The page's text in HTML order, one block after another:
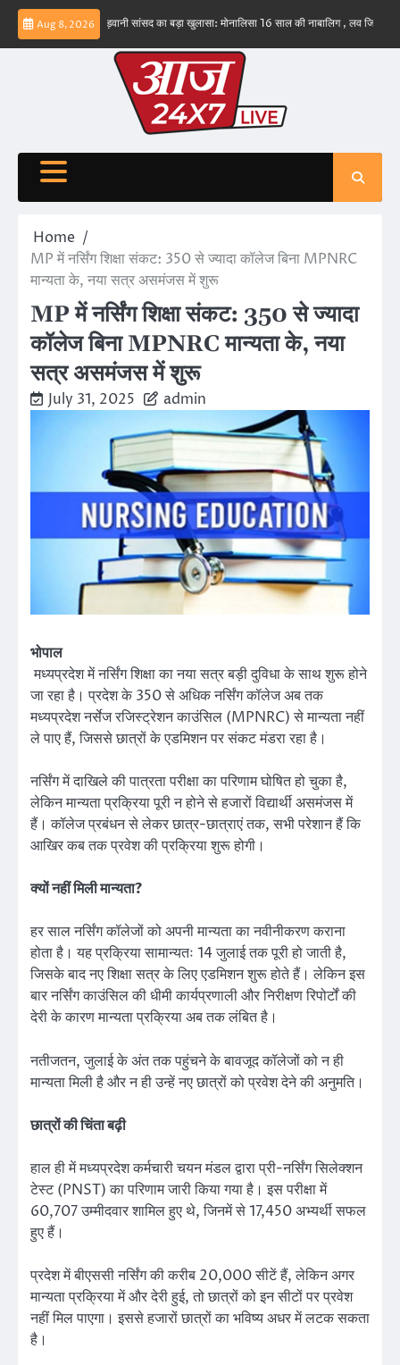
Skip
content
Aug 8, 2026
– ईरान बड़वानी सांसद का बड़ा खुलासा: मोनालिसा 16 साल की नाबालिग , लव जिहाद के षडयंत्र
Home
MP में नर्सिंग शिक्षा संकट: 350 से ज्यादा कॉलेज बिना MPNRC
मान्यता के, नया सत्र असमंजस में शुरू
MP में नर्सिंग शिक्षा संकट: 350 से ज्यादा
कॉलेज बिना MPNRC मान्यता के, नया
सत्र असमंजस में शुरू
July 31, 2025 admin
भोपाल
मध्यप्रदेश में नर्सिंग शिक्षा का नया सत्र बड़ी दुविधा के साथ शुरू होने
जा रहा है। प्रदेश के 350 से अधिक नर्सिंग कॉलेज अब तक
मध्यप्रदेश नर्सेज रजिस्ट्रेशन काउंसिल (MPNRC) से मान्यता नहीं
ले पाए हैं, जिससे छात्रों के एडमिशन पर संकट मंडरा रहा है।
नर्सिंग में दाखिले की पात्रता परीक्षा का परिणाम घोषित हो चुका है,
लेकिन मान्यता प्रक्रिया पूरी न होने से हजारों विद्यार्थी असमंजस में
हैं। कॉलेज प्रबंधन से लेकर छात्र-छात्राएं तक, सभी परेशान हैं कि
आखिर कब तक प्रवेश की प्रक्रिया शुरू होगी।
क्यों नहीं मिली मान्यता?
हर साल नर्सिंग कॉलेजों को अपनी मान्यता का नवीनीकरण कराना
होता है। यह प्रक्रिया सामान्यतः 14 जुलाई तक पूरी हो जाती है,
जिसके बाद नए शिक्षा सत्र के लिए एडमिशन शुरू होते हैं। लेकिन इस
बार नर्सिंग काउंसिल की धीमी कार्यप्रणाली और निरीक्षण रिपोर्टों की
देरी के कारण मान्यता प्रक्रिया अब तक लंबित है।
नतीजतन, जुलाई के अंत तक पहुंचने के बावजूद कॉलेजों को न ही
मान्यता मिली है और न ही उन्हें नए छात्रों को प्रवेश देने की अनुमति।
छात्रों की चिंता बढ़ी
हाल ही में मध्यप्रदेश कर्मचारी चयन मंडल द्वारा प्री-नर्सिंग सिलेक्शन
टेस्ट (PNST) का परिणाम जारी किया गया है। इस परीक्षा में
60,707 उम्मीदवार शामिल हुए थे, जिनमें से 17,450 अभ्यर्थी सफल
हुए हैं।
प्रदेश में बीएससी नर्सिंग की करीब 20,000 सीटें हैं, लेकिन अगर
मान्यता प्रक्रिया में और देरी हुई, तो छात्रों को इन सीटों पर प्रवेश
नहीं मिल पाएगा। इससे हजारों छात्रों का भविष्य अधर में लटक सकता
है।